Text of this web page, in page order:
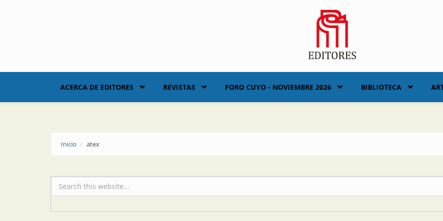
ACERCA DE EDITORES REVISTAS FORO CUYO - NOVIEMBRE 2026 BIBLIOTECA
Inicio atex
Formulario de búsqueda